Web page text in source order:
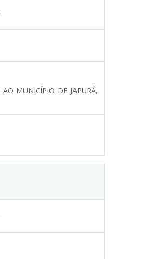
MUNICÍPIO DE JAPURÁ,